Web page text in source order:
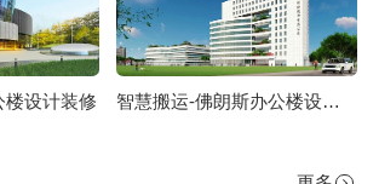
楼设计装修 智慧搬运-佛朗斯办公楼设计装修